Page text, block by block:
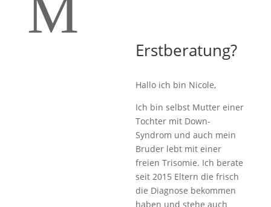
M
Erstberatung?
Hallo ich bin Nicole,
Ich bin selbst Mutter einer
Tochter mit Down-
Syndrom und auch mein
Bruder lebt mit einer
freien Trisomie. Ich berate
seit 2015 Eltern die frisch
die Diagnose bekommen
haben und stehe auch